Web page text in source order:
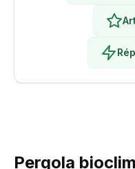
Pergola